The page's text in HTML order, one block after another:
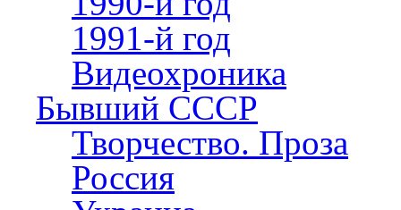
1991-й год
Видеохроника
Бывший СССР
Творчество. Проза
Россия